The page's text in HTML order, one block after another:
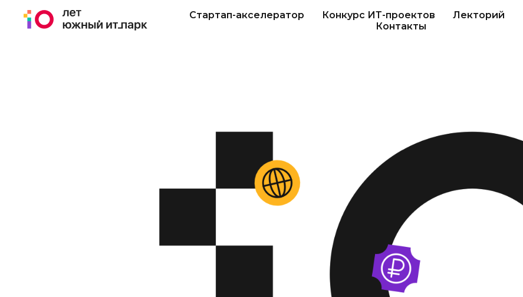
Стартап-акселератор Конкурс ИТ-проектов Лекторий
Контакты